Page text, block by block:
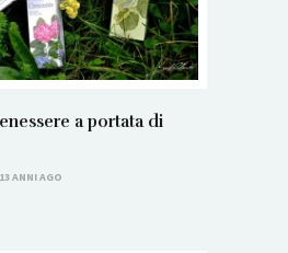
a portata di
13 ANNI AGO